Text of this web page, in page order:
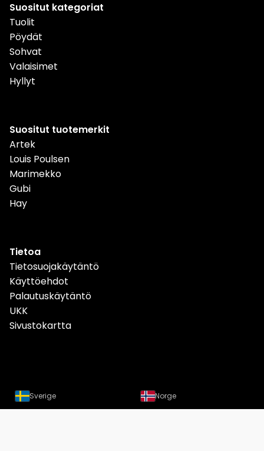
Suositut kategoriat
Tuolit
Pöydät
Sohvat
Valaisimet
Hyllyt
Suositut tuotemerkit
Artek
Louis Poulsen
Marimekko
Gubi
Hay
Tietoa
Tietosuojakäytäntö
Käyttöehdot
Palautuskäytäntö
UKK
Sivustokartta
Sverige Norge